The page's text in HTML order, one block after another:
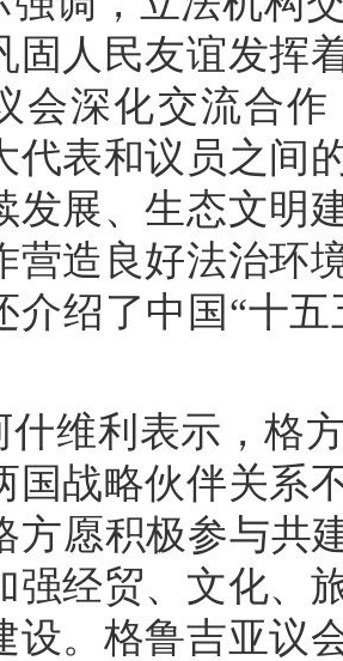
固人民友谊发挥
会深化交流合
代表和议员之间
发展、生态文明
营造良好法治环
介绍了中国“十
什维利表示，格
国战略伙伴关系
方愿积极参与共
强经贸、文化、
设。格鲁吉亚议